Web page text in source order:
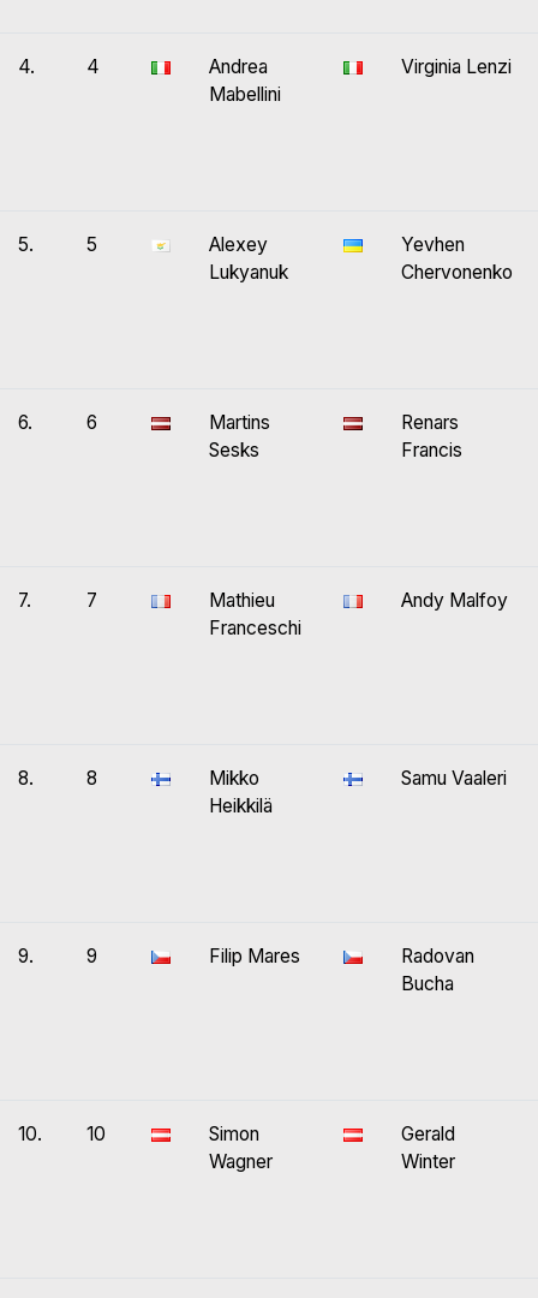
4. 4
Andrea
Mabellini
Virginia Lenzi
5. 5
Alexey
Lukyanuk
Yevhen
Chervonenko
6. 6
Martins
Sesks
Renars
Francis
7. 7
Mathieu
Franceschi
Andy Malfoy
8. 8
Mikko
Heikkilä
Samu Vaaleri
9. 9 Filip Mares
Radovan
Bucha
10. 10
Simon
Wagner
Gerald
Winter